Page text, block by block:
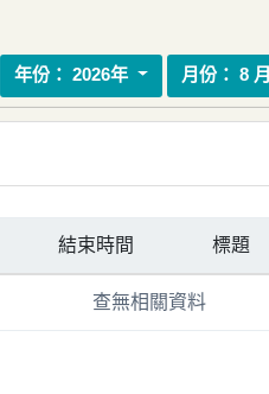
年份： 2026年 月份： 8 月
結束時間 標題
查無相關資料